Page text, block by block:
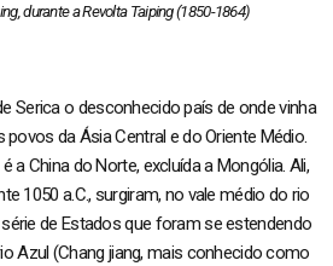
durante a Revolta Taiping (1850-1864)
Serica o desconhecido país de onde vinha
povos da Ásia Central e do Oriente Médio.
a China do Norte, excluída a Mongólia. Ali,
1050 a.C., surgiram, no vale médio do rio
de Estados que foram se estendendo
Azul (Chang jiang, mais conhecido como